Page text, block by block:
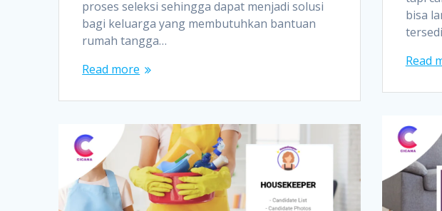
proses seleksi sehingga dapat menjadi solusi
bagi keluarga yang membutuhkan bantuan
rumah tangga…
Read more
bisa
Read